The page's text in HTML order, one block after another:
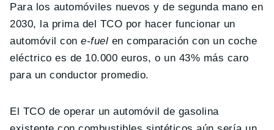
Para los automóviles nuevos y de segunda mano en
2030, la prima del TCO por hacer funcionar un
automóvil cone-fuel en comparación con un coche
eléctrico es de 10.000 euros, o un 43% más caro
para un conductor promedio.
El TCO de operar un automóvil de gasolina